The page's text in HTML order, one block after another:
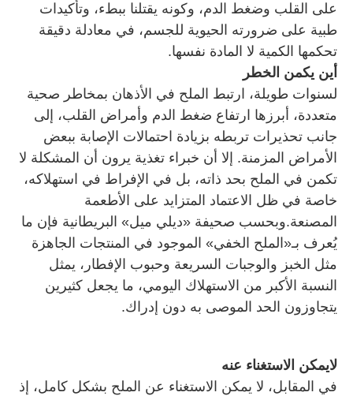
على القلب وضغط الدم، وكونه يقتلنا ببطء، وتأكيدات
طبية على ضرورته الحيوية للجسم، في معادلة دقيقة
تحكمها الكمية لا المادة نفسها.
أين يكمن الخطر
لسنوات طويلة، ارتبط الملح في الأذهان بمخاطر صحية
متعددة، أبرزها ارتفاع ضغط الدم وأمراض القلب، إلى
جانب تحذيرات تربطه بزيادة احتمالات الإصابة ببعض
الأمراض المزمنة. إلا أن خبراء تغذية يرون أن المشكلة لا
تكمن في الملح بحد ذاته، بل في الإفراط في استهلاكه،
خاصة في ظل الاعتماد المتزايد على الأطعمة
المصنعة.وبحسب صحيفة «ديلي ميل» البريطانية فإن ما
يُعرف بـ«الملح الخفي» الموجود في المنتجات الجاهزة
مثل الخبز والوجبات السريعة وحبوب الإفطار، يمثل
النسبة الأكبر من الاستهلاك اليومي، ما يجعل كثيرين
يتجاوزون الحد الموصى به دون إدراك.
لايمكن الاستغناء عنه
في المقابل، لا يمكن الاستغناء عن الملح بشكل كامل، إذ